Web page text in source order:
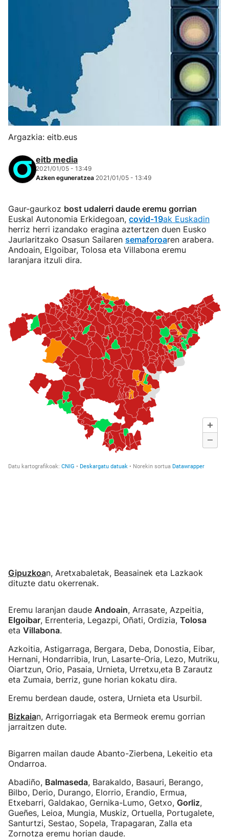
Argazkia: eitb.eus
eitb media
2021/01/05 - 13:49
Azken eguneratzea 2021/01/05 - 13:49
Gaur-gaurkoz bost udalerri daude eremu gorrian
Euskal Autonomia Erkidegoan, covid-19ak Euskadin
herriz herri izandako eragina aztertzen duen Eusko
Jaurlaritzako Osasun Sailaren semaforoaren arabera.
Andoain, Elgoibar, Tolosa eta Villabona eremu
laranjara itzuli dira.
Gipuzkoan, Aretxabaletak, Beasainek eta Lazkaok
dituzte datu okerrenak.
Eremu laranjan daude Andoain, Arrasate, Azpeitia,
Elgoibar, Errenteria, Legazpi, Oñati, Ordizia, Tolosa
eta Villabona.
Azkoitia, Astigarraga, Bergara, Deba, Donostia, Eibar,
Hernani, Hondarribia, Irun, Lasarte-Oria, Lezo, Mutriku,
Oiartzun, Orio, Pasaia, Urnieta, Urretxu,eta B Zarautz
eta Zumaia, berriz, gune horian kokatu dira.
Eremu berdean daude, ostera, Urnieta eta Usurbil.
Bizkaian, Arrigorriagak eta Bermeok eremu gorrian
jarraitzen dute.
Bigarren mailan daude Abanto-Zierbena, Lekeitio eta
Ondarroa.
Abadiño, Balmaseda, Barakaldo, Basauri, Berango,
Bilbo, Derio, Durango, Elorrio, Erandio, Ermua,
Etxebarri, Galdakao, Gernika-Lumo, Getxo, Gorliz,
Gueñes, Leioa, Mungia, Muskiz, Ortuella, Portugalete,
Santurtzi, Sestao, Sopela, Trapagaran, Zalla eta
Zornotza eremu horian daude.